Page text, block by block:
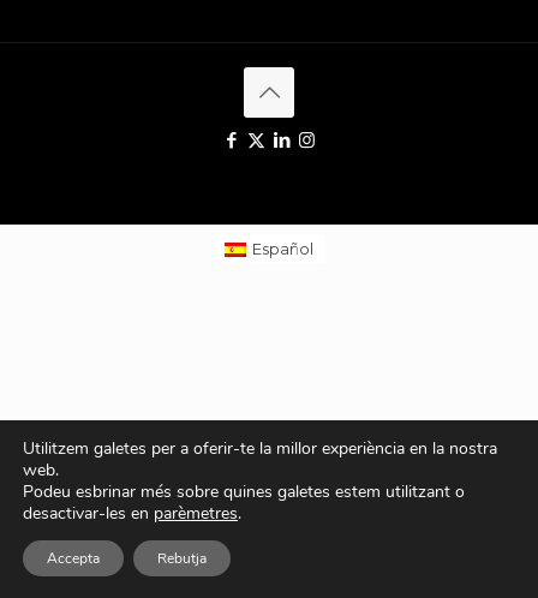
Utilitzem galetes per a oferir-te la millor experiència en la nostra
web.
Podeu esbrinar més sobre quines galetes estem utilitzant o
desactivar-les en parèmetres.
Accepta Rebutja
Español